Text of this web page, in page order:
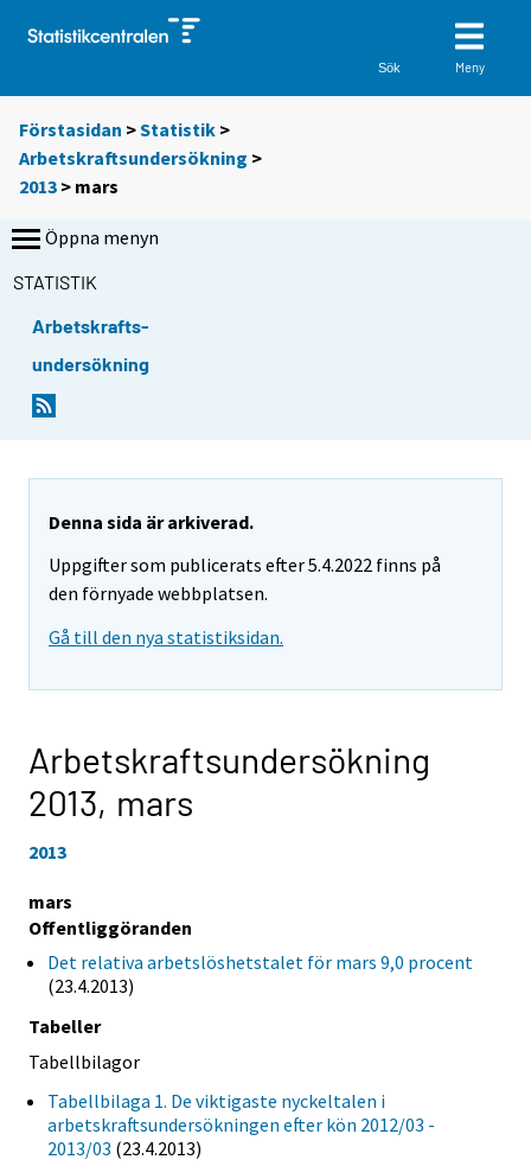
Sök Meny
Förstasidan >Statistik >
Arbetskraftsundersökning >
2013 > mars
Öppna menyn
STATISTIK
Arbetskrafts-
undersökning
Denna sida är arkiverad.
Uppgifter som publicerats efter 5.4.2022 finns på
den förnyade webbplatsen.
Gå till den nya statistiksidan.
Arbetskraftsundersökning
2013, mars
2013
mars
Offentliggöranden
Det relativa arbetslöshetstalet för mars 9,0 procent
(23.4.2013)
Tabeller
Tabellbilagor
Tabellbilaga 1. De viktigaste nyckeltalen i
arbetskraftsundersökningen efter kön 2012/03 -
2013/03 (23.4.2013)